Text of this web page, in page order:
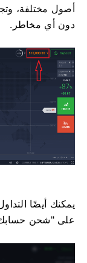
أصول مختلفة،
دون أي مخاطر.
يمكنك أيضًا
على "شحن حسابك